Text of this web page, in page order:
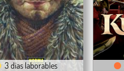
3 días laborables